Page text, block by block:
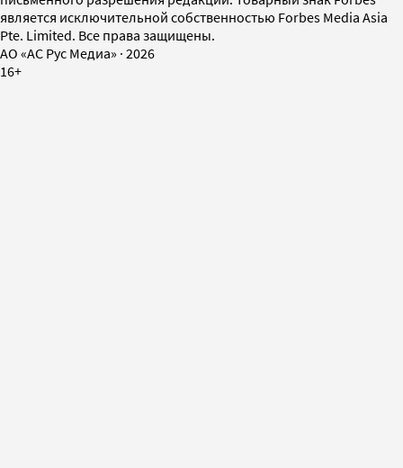
является исключительной собственностью Forbes Media Asia
Pte. Limited. Все права защищены.
AO «АС Рус Медиа» · 2026
16+